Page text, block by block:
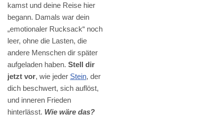
kamst und deine Reise hier
begann. Damals war dein
„emotionaler Rucksack“ noch
leer, ohne die Lasten, die
andere Menschen dir später
aufgeladen haben. Stell dir
jetzt vor, wie jeder Stein, der
dich beschwert, sich auflöst,
und inneren Frieden
hinterlässt. Wie wäre das?